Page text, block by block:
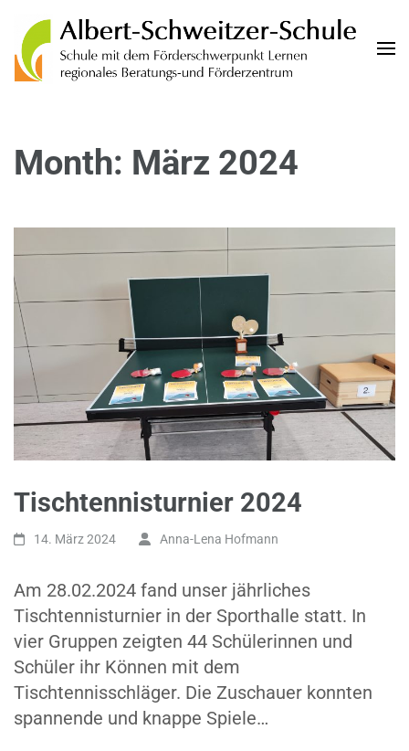
Month: März 2024
Tischtennisturnier 2024
14. März 2024 Anna-Lena Hofmann
Am 28.02.2024 fand unser jährliches
Tischtennisturnier in der Sporthalle statt. In
vier Gruppen zeigten 44 Schülerinnen und
Schüler ihr Können mit dem
Tischtennisschläger. Die Zuschauer konnten
spannende und knappe Spiele…